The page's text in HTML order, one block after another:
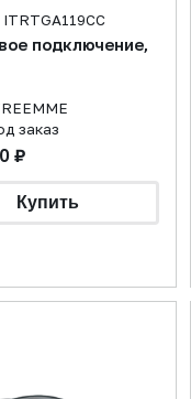
ITRTGA119CC
подключение,
заказ
₽